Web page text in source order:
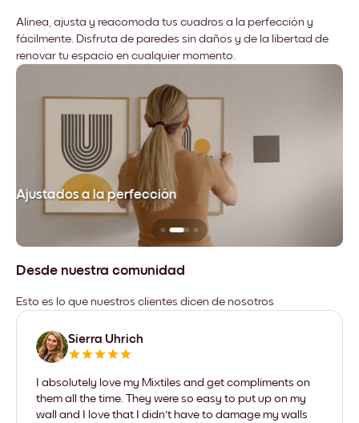
Alinea, ajusta y reacomoda tus cuadros a la perfección y
fácilmente. Disfruta de paredes sin daños y de la libertad de
renovar tu espacio en cualquier momento.
Ajustados a la perfección
Desde nuestra comunidad
Esto es lo que nuestros clientes dicen de nosotros
Sierra Uhrich
I absolutely love my Mixtiles and get compliments on
them all the time. They were so easy to put up on my
wall and I love that I didn't have to damage my walls